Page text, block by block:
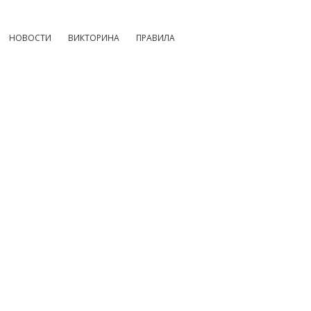
НОВОСТИ ВИКТОРИНА ПРАВИЛА